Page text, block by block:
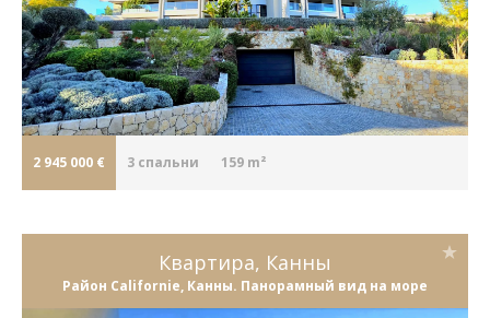
2 945 000 € 3 cпальни 159 m²
Квартира, Канны
Район Californie, Канны. Панорамный вид на море